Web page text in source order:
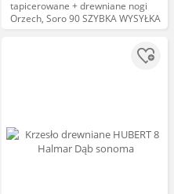
tapicerowane + drewniane nogi
Orzech, Soro 90 SZYBKA WYSYŁKA